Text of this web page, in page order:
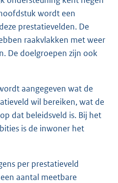
wordt een
prestatievelden. De
raakvlakken met weer
De doelgroepen zijn ook
aangegeven wat de
wil bereiken, wat de
dat beleidsveld is. Bij het
is de inwoner het
per prestatieveld
aantal meetbare